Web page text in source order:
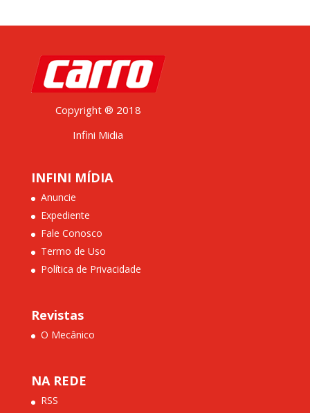
Copyright ® 2018
Infini Midia
INFINI MÍDIA
Anuncie
Expediente
Fale Conosco
Termo de Uso
Política de Privacidade
Revistas
O Mecânico
NA REDE
RSS